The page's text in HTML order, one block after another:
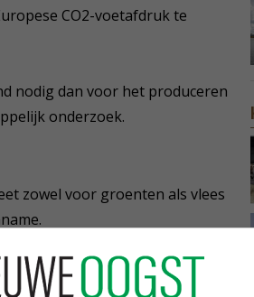
CO2-voetafdruk te
nodig dan voor het produceren
onderzoek.
zowel voor groenten als vlees